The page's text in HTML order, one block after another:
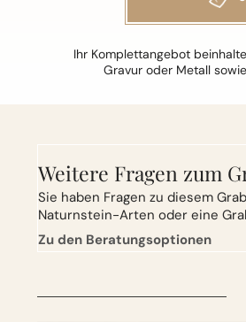
Ihr Komplettangebot
Gravur oder Metall
Weitere Fragen zum
Sie haben Fragen zu diesem
Naturnstein-Arten oder eine
Zu den Beratungsoptionen